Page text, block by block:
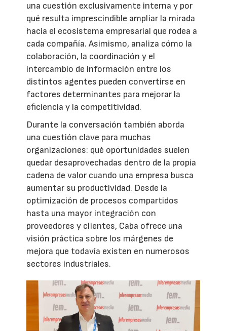
una cuestión exclusivamente interna y por
qué resulta imprescindible ampliar la mirada
hacia el ecosistema empresarial que rodea a
cada compañía. Asimismo, analiza cómo la
colaboración, la coordinación y el
intercambio de información entre los
distintos agentes pueden convertirse en
factores determinantes para mejorar la
eficiencia y la competitividad.
Durante la conversación también aborda
una cuestión clave para muchas
organizaciones: qué oportunidades suelen
quedar desaprovechadas dentro de la propia
cadena de valor cuando una empresa busca
aumentar su productividad. Desde la
optimización de procesos compartidos
hasta una mayor integración con
proveedores y clientes, Caba ofrece una
visión práctica sobre los márgenes de
mejora que todavía existen en numerosos
sectores industriales.